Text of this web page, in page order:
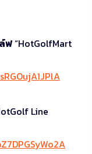
ฟ“HotGolfMart
Line